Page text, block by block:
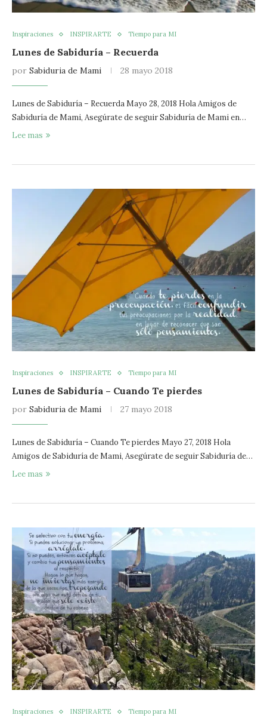
Inspiraciones INSPIRARTE Tiempo para MI
Lunes de Sabiduría – Recuerda
por Sabiduria de Mami 28 mayo 2018
Lunes de Sabiduría – Recuerda Mayo 28, 2018 Hola Amigos de
Sabiduría de Mami, Asegúrate de seguir Sabiduría de Mami en…
Lee mas
Inspiraciones INSPIRARTE Tiempo para MI
Lunes de Sabiduría – Cuando Te pierdes
por Sabiduria de Mami 27 mayo 2018
Lunes de Sabiduría – Cuando Te pierdes Mayo 27, 2018 Hola
Amigos de Sabiduría de Mami, Asegúrate de seguir Sabiduría de…
Lee mas
Inspiraciones INSPIRARTE Tiempo para MI